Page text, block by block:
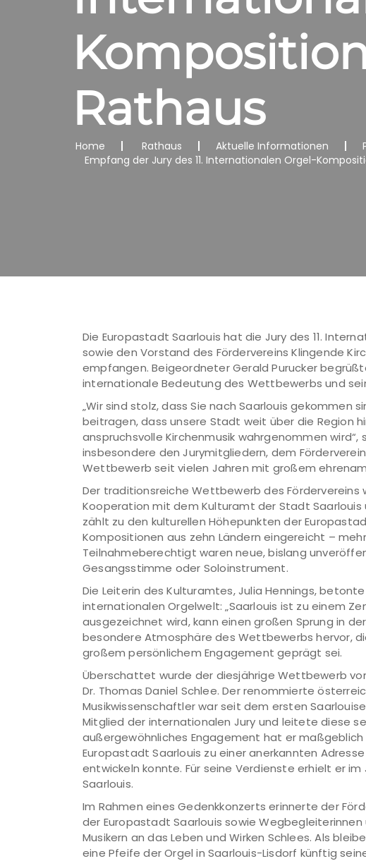
Rathaus
Home Rathaus Aktuelle Informationen
Empfang der Jury des 11. Internationalen Orgel-
Die Europastadt Saarlouis hat die Jury des 11.
sowie den Vorstand des Fördervereins Klingende
empfangen. Beigeordneter Gerald Purucker
internationale Bedeutung des Wettbewerbs und
„Wir sind stolz, dass Sie nach Saarlouis gekommen
beitragen, dass unsere Stadt weit über die Region
anspruchsvolle Kirchenmusik wahrgenommen wird“,
insbesondere den Jurymitgliedern, dem
Wettbewerb seit vielen Jahren mit großem
Der traditionsreiche Wettbewerb des Fördervereins
Kooperation mit dem Kulturamt der Stadt
zählt zu den kulturellen Höhepunkten der
Kompositionen aus zehn Ländern eingereicht –
Teilnahmeberechtigt waren neue, bislang
Gesangsstimme oder Soloinstrument.
Die Leiterin des Kulturamtes, Julia Hennings,
internationalen Orgelwelt: „Saarlouis ist zu einem
ausgezeichnet wird, kann einen großen Sprung in
besondere Atmosphäre des Wettbewerbs hervor,
großem persönlichem Engagement geprägt sei.
Überschattet wurde der diesjährige Wettbewerb
Dr. Thomas Daniel Schlee. Der renommierte
Musikwissenschaftler war seit dem ersten
Mitglied der internationalen Jury und leitete diese
außergewöhnliches Engagement hat er
Europastadt Saarlouis zu einer anerkannten
entwickeln konnte. Für seine Verdienste erhielt er
Saarlouis.
Im Rahmen eines Gedenkkonzerts erinnerte der
der Europastadt Saarlouis sowie
Musikern an das Leben und Wirken Schlees. Als
eine Pfeife der Orgel in Saarlouis-Lisdorf künftig